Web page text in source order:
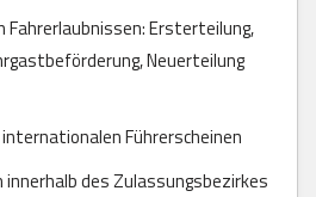
Fahrerlaubnissen: Ersterteilung,
Neuerteilung
Führerscheinen
innerhalb des Zulassungsbezirkes